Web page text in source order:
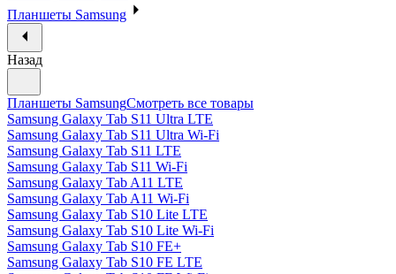
Планшеты Samsung
Назад
Планшеты SamsungСмотреть все товары
Samsung Galaxy Tab S11 Ultra LTE
Samsung Galaxy Tab S11 Ultra Wi-Fi
Samsung Galaxy Tab S11 LTE
Samsung Galaxy Tab S11 Wi-Fi
Samsung Galaxy Tab A11 LTE
Samsung Galaxy Tab A11 Wi-Fi
Samsung Galaxy Tab S10 Lite LTE
Samsung Galaxy Tab S10 Lite Wi-Fi
Samsung Galaxy Tab S10 FE+
Samsung Galaxy Tab S10 FE LTE